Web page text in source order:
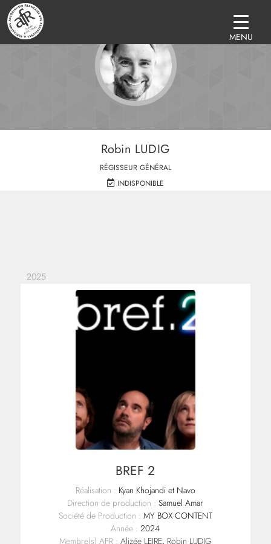
Robin LUDIG
RÉGISSEUR GÉNÉRAL
INDISPONIBLE
2025
BREF 2
Réalisation : Kyan Khojandi et Navo
Direction de production : Samuel Amar
Société de Production : MY BOX CONTENT
Année : 2024
Membre(s) AFR : Alizée LEIRE, Robin LUDIG
MENU